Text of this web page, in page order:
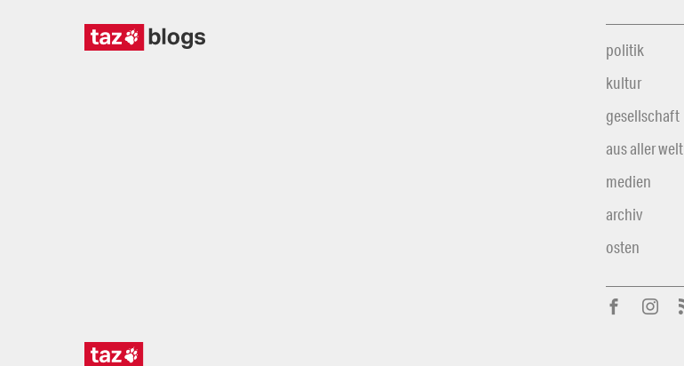
politik
kultur
gesellschaft
aus aller welt
medien
archiv
osten